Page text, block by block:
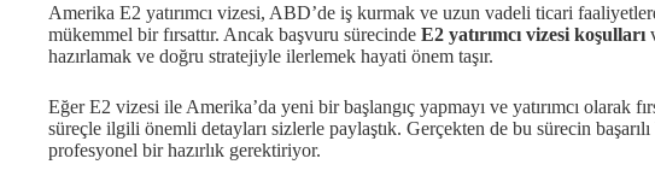
Amerika E2 yatırımcı vizesi, ABD’de iş kurmak ve uzun vadeli ticari
mükemmel bir fırsattır. Ancak başvuru sürecinde E2 yatırımcı vizesi koşulları
hazırlamak ve doğru stratejiyle ilerlemek hayati önem taşır.
Eğer E2 vizesi ile Amerika’da yeni bir başlangıç yapmayı ve yatırımcı olarak
süreçle ilgili önemli detayları sizlerle paylaştık. Gerçekten de bu sürecin
profesyonel bir hazırlık gerektiriyor.